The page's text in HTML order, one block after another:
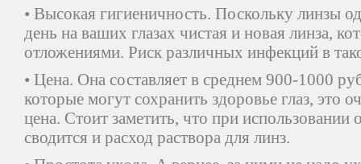
• Высокая гигиеничность. Поскольку линзы
день на ваших глазах чистая и новая линза,
отложениями. Риск различных инфекций в
• Цена. Она составляет в среднем 900-1000
которые могут сохранить здоровье глаз, это
цена. Стоит заметить, что при
сводится и расход раствора для линз.